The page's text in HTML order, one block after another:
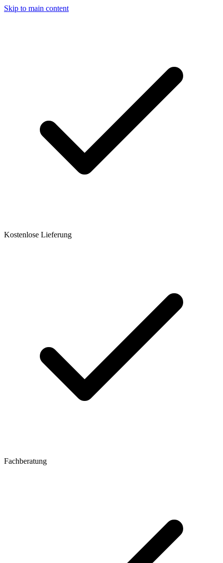
Skip to main content
Kostenlose Lieferung
Fachberatung